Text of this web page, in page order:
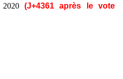
(J+4361 après le vote